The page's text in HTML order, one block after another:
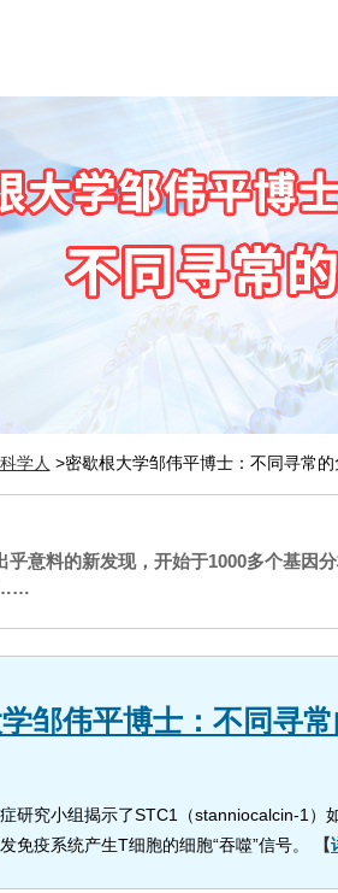
学人 >密歇根大学邹伟平博士：不同寻常
乎意料的新发现，开始于1000多个基因
……
邹伟平博士：不同寻
研究小组揭示了STC1（stanniocalcin-1）
免疫系统产生T细胞的细胞“吞噬”信号。
【